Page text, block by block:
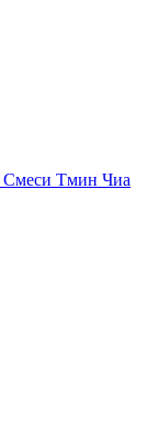
Смеси Тмин Чиа